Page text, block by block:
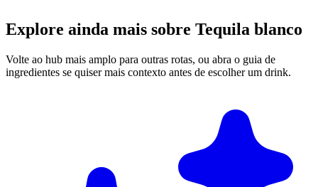
Explore ainda mais sobre Tequila blanco
Volte ao hub mais amplo para outras rotas, ou abra o guia de
ingredientes se quiser mais contexto antes de escolher um drink.